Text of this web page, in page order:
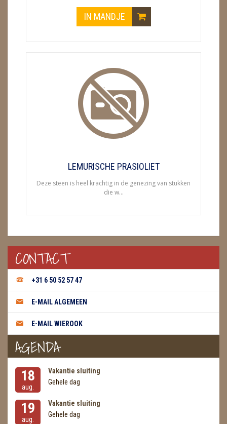
IN MANDJE
LEMURISCHE PRASIOLIET
Deze steen is heel krachtig in de genezing van stukken
die w...
CONTACT
+31 6 50 52 57 47
E-MAIL ALGEMEEN
E-MAIL WIEROOK
AGENDA
18
aug.
Vakantie sluiting
Gehele dag
19
aug.
Vakantie sluiting
Gehele dag